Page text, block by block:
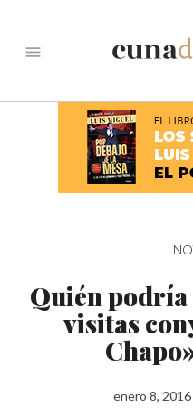
menu
Quién podría
visitas
enero 8, 2016